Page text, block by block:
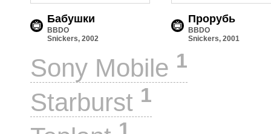
Бабушки
BBDO
Snickers, 2002
Прорубь
BBDO
Snickers, 2001
Sony Mobile 1
Starburst 1
1